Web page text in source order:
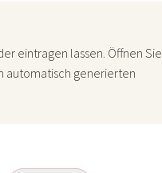
eintragen lassen. Öffnen Sie
automatisch generierten